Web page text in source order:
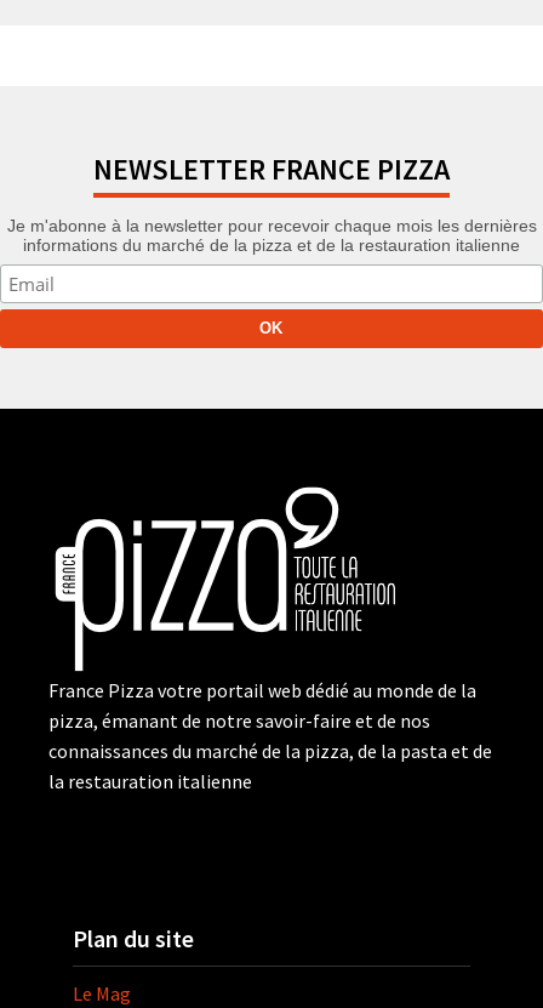
NEWSLETTER FRANCE PIZZA
Je m'abonne à la newsletter pour recevoir chaque mois les dernières
informations du marché de la pizza et de la restauration italienne
France Pizza votre portail web dédié au monde de la
pizza, émanant de notre savoir-faire et de nos
connaissances du marché de la pizza, de la pasta et de
la restauration italienne
Plan du site
Le Mag